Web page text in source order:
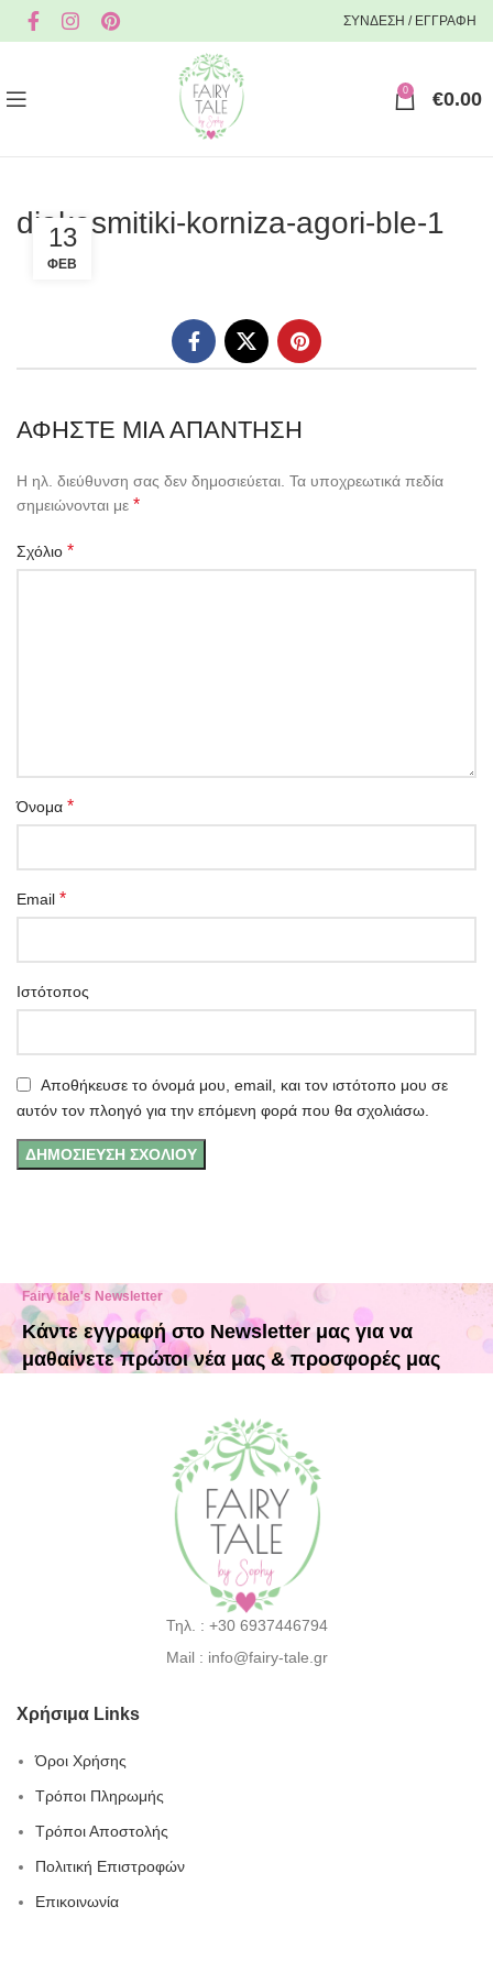
ΣΥΝΔΕΣΗ / ΕΓΓΡΑΦΗ
0 €0.00
diakosmitiki-korniza-agori-ble-1
13
ΦΕΒ
ΑΦΉΣΤΕ ΜΙΑ ΑΠΆΝΤΗΣΗ
Η ηλ. διεύθυνση σας δεν δημοσιεύεται. Τα υποχρεωτικά πεδία
σημειώνονται με *
Σχόλιο *
Όνομα *
Email *
Ιστότοπος
Αποθήκευσε το όνομά μου, email, και τον ιστότοπο μου σε
αυτόν τον πλοηγό για την επόμενη φορά που θα σχολιάσω.
Fairy tale's Newsletter
Κάντε εγγραφή στο Newsletter μας για να
μαθαίνετε πρώτοι νέα μας & προσφορές μας
Τηλ. : +30 6937446794
Mail : info@fairy-tale.gr
Χρήσιμα Links
Όροι Χρήσης
Τρόποι Πληρωμής
Τρόποι Αποστολής
Πολιτική Επιστροφών
Επικοινωνία